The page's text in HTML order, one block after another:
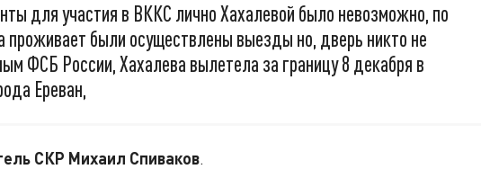
для участия в ВККС лично Хахалевой было невозможно, по
проживает были осуществлены выезды но, дверь никто не
ФСБ России, Хахалева вылетела за границу 8 декабря в
Ереван,
СКР Михаил Спиваков.